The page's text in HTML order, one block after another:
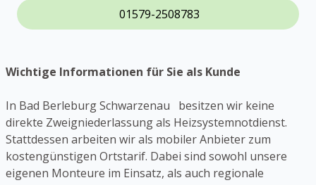
01579-2508783
Wichtige Informationen für Sie als Kunde
In Bad Berleburg Schwarzenau besitzen wir keine
direkte Zweigniederlassung als Heizsystemnotdienst.
Stattdessen arbeiten wir als mobiler Anbieter zum
kostengünstigen Ortstarif. Dabei sind sowohl unsere
eigenen Monteure im Einsatz, als auch regionale